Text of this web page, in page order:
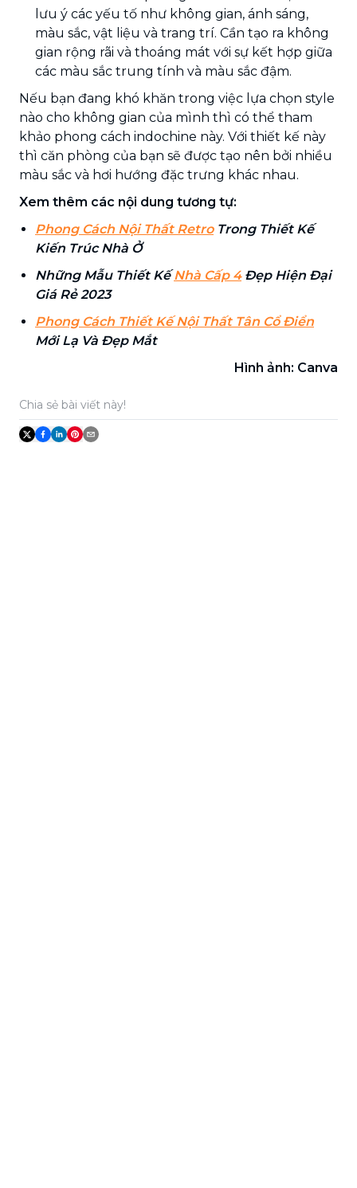
lưu ý các yếu tố như không gian, ánh sáng,
màu sắc, vật liệu và trang trí. Cần tạo ra không
gian rộng rãi và thoáng mát với sự kết hợp giữa
các màu sắc trung tính và màu sắc đậm.
Nếu bạn đang khó khăn trong việc lựa chọn style
nào cho không gian của mình thì có thể tham
khảo phong cách indochine này. Với thiết kế này
thì căn phòng của bạn sẽ được tạo nên bởi nhiều
màu sắc và hơi hướng đặc trưng khác nhau.
Xem thêm các nội dung tương tự:
Phong Cách Nội Thất RetroTrong Thiết Kế
Kiến Trúc Nhà Ở
Những Mẫu Thiết KếNhà Cấp 4Đẹp Hiện Đại
Giá Rẻ 2023
Phong Cách Thiết Kế Nội Thất Tân Cổ Điển
Mới Lạ Và Đẹp Mắt
Hình ảnh: Canva
Chia sẻ bài viết này!